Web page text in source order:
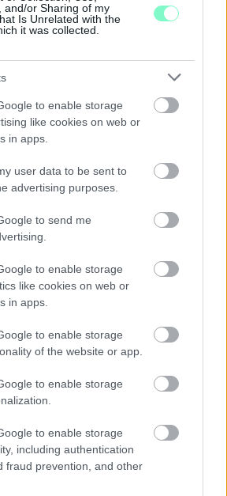
and/or Sharing of my
Is Unrelated with the
it was collected.
to enable storage
like cookies on web or
in apps.
user data to be sent to
advertising purposes.
to send me
to enable storage
like cookies on web or
in apps.
to enable storage
of the website or app.
to enable storage
to enable storage
including authentication
fraud prevention, and other
VÁRJA A LÁTOGATÓKAT A
és különleges kiállításokkal készülnek a
idején ráadásul a Várkazamata
A GMAIL ÉS AZ ÖNKÉNY ELLEN
A VÉDVONAL LEVELEZŐ
tényleg egy ingyenes e-mail
hogy megvédje a Fidesz maradékát.